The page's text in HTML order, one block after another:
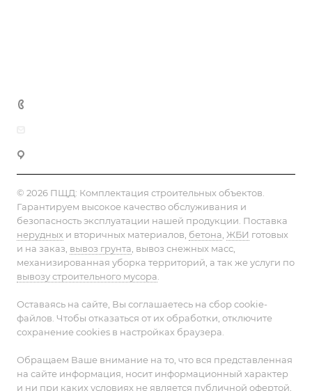
© 2026 ПЩД: Комплектация строительных объектов
Гарантируем высокое качество обслуживания и
безопасность эксплуатации нашей продукции. Поставка
нерудных и вторичных материалов, бетона ЖБИ готовых
и на заказ, вывоз грунта , вывоз снежных масс,
механизированная уборка территорий, а так же услуги по
вывозу строительного мусора
Оставаясь на сайте, Вы соглашаетесь на сбор cookie-
файлов. Чтобы отказаться от их обработки, отключите
сохранение cookies в настройках браузера.
Обращаем Ваше внимание на то, что вся представленная
на сайте информация, носит информационный характер
и ни при каких условиях не является публичной офертой,